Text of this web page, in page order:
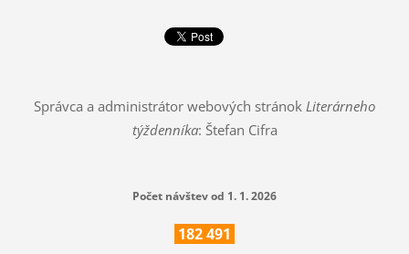
Správca a administrátor webových stránok Literárneho
týždenníka: Štefan Cifra
Počet návštev od 1. 1. 2026
182491